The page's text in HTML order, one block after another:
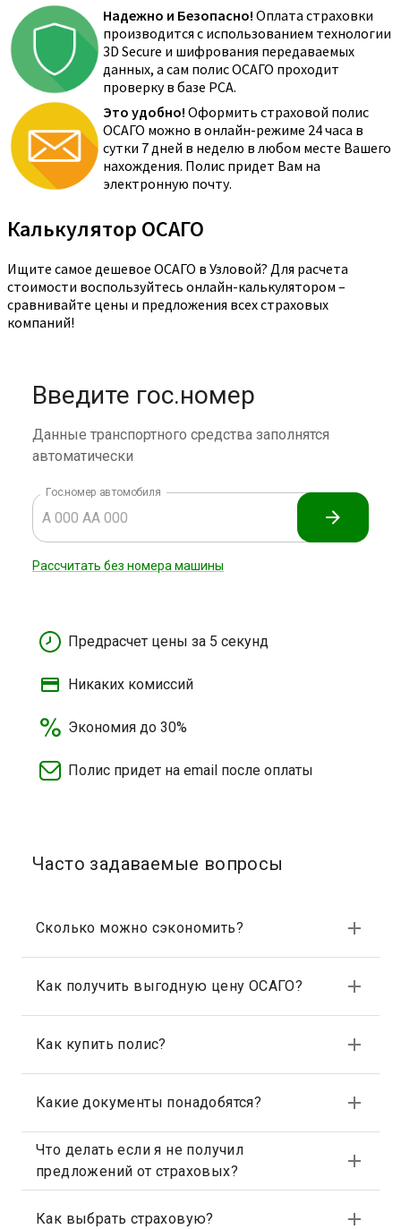
Надежно и Безопасно! Оплата страховки
производится с использованием технологии
3D Secure и шифрования передаваемых
данных, а сам полис ОСАГО проходит
проверку в базе РСА.
Это удобно! Оформить страховой полис
ОСАГО можно в онлайн-режиме 24 часа в
сутки 7 дней в неделю в любом месте Вашего
нахождения. Полис придет Вам на
электронную почту.
Калькулятор ОСАГО
Ищите самое дешевое ОСАГО в Узловой? Для расчета
стоимости воспользуйтесь онлайн-калькулятором –
сравнивайте цены и предложения всех страховых
компаний!